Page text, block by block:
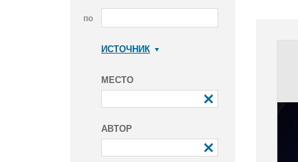
по
ИСТОЧНИК
МЕСТО
АВТОР